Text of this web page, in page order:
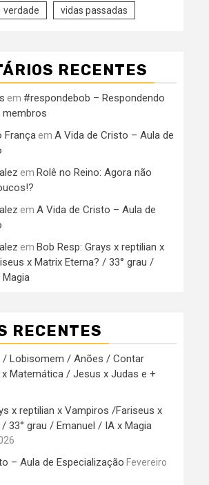
verdade vidas passadas
RECENTES
em #respondebob – Respondendo
membros
França em A Vida de Cristo – Aula de
em Rolê no Reino: Agora não
em A Vida de Cristo – Aula de
em Bob Resp: Grays x reptilian x
x Matrix Eterna? / 33° grau /
RECENTES
/ Lobisomem / Anões / Contar
x Matemática / Jesus x Judas e +
x reptilian x Vampiros /Fariseus x
33° grau / Emanuel / IA x Magia
– Aula de Especialização Fevereiro